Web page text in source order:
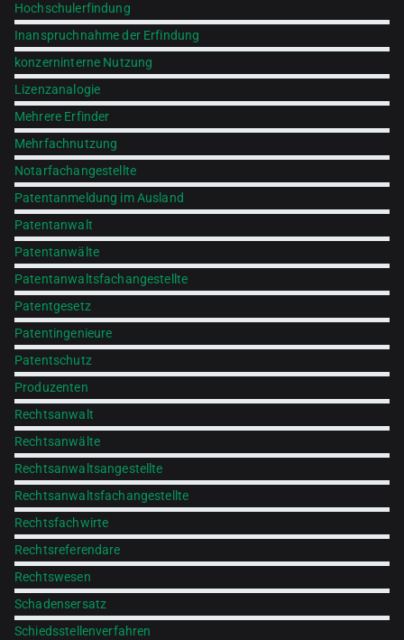
Hochschulerfindung
Inanspruchnahme der Erfindung
konzerninterne Nutzung
Lizenzanalogie
Mehrere Erfinder
Mehrfachnutzung
Notarfachangestellte
Patentanmeldung im Ausland
Patentanwalt
Patentanwälte
Patentanwaltsfachangestellte
Patentgesetz
Patentingenieure
Patentschutz
Produzenten
Rechtsanwalt
Rechtsanwälte
Rechtsanwaltsangestellte
Rechtsanwaltsfachangestellte
Rechtsfachwirte
Rechtsreferendare
Rechtswesen
Schadensersatz
Schiedsstellenverfahren